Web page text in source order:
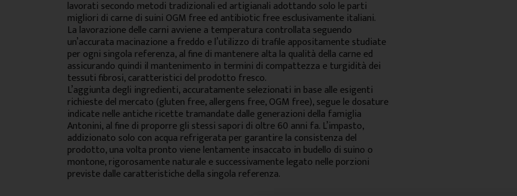
lavorati secondo metodi tradizionali ed artigianali adottando solo le parti
migliori di carne di suini OGM free ed antibiotic free esclusivamente italiani.
La lavorazione delle carni avviene a temperatura controllata seguendo
un’accurata macinazione a freddo e l’utilizzo di trafile appositamente studiate
per ogni singola referenza, al fine di mantenere alta la qualità della carne ed
assicurando quindi il mantenimento in termini di compattezza e turgidità dei
tessuti fibrosi, caratteristici del prodotto fresco.
L’aggiunta degli ingredienti, accuratamente selezionati in base alle esigenti
richieste del mercato (gluten free, allergens free, OGM free), segue le dosature
indicate nelle antiche ricette tramandate dalle generazioni della famiglia
Antonini, al fine di proporre gli stessi sapori di oltre 60 anni fa. L’impasto,
addizionato solo con acqua refrigerata per garantire la consistenza del
prodotto, una volta pronto viene lentamente insaccato in budello di suino o
montone, rigorosamente naturale e successivamente legato nelle porzioni
previste dalle caratteristiche della singola referenza.